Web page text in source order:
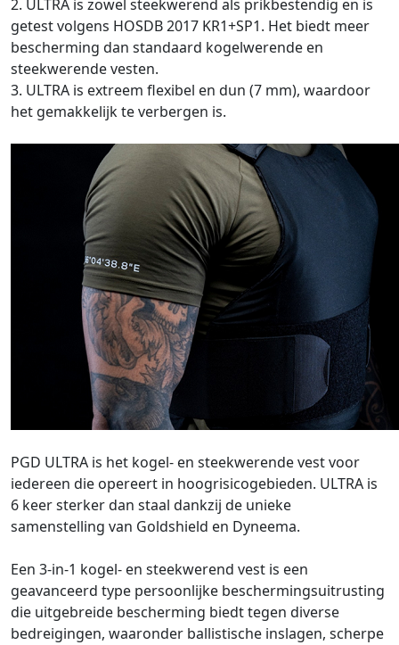
2. ULTRA is zowel steekwerend als prikbestendig en is
getest volgens HOSDB 2017 KR1+SP1. Het biedt meer
bescherming dan standaard kogelwerende en
steekwerende vesten.
3. ULTRA is extreem flexibel en dun (7 mm), waardoor
het gemakkelijk te verbergen is.
PGD ULTRA is het kogel- en steekwerende vest voor
iedereen die opereert in hoogrisicogebieden. ULTRA is
6 keer sterker dan staal dankzij de unieke
samenstelling van Goldshield en Dyneema.
Een 3-in-1 kogel- en steekwerend vest is een
geavanceerd type persoonlijke beschermingsuitrusting
die uitgebreide bescherming biedt tegen diverse
bedreigingen, waaronder ballistische inslagen, scherpe